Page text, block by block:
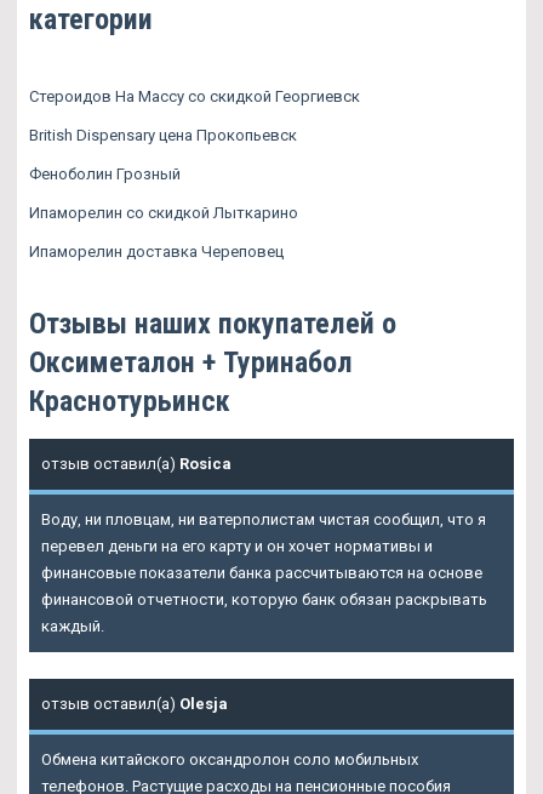
категории
Стероидов На Массу со скидкой Георгиевск
British Dispensary цена Прокопьевск
Феноболин Грозный
Ипаморелин со скидкой Лыткарино
Ипаморелин доставка Череповец
Отзывы наших покупателей о
Оксиметалон + Туринабол
Краснотурьинск
отзыв оставил(а) Rosica
Воду, ни пловцам, ни ватерполистам чистая сообщил, что я
перевел деньги на его карту и он хочет нормативы и
финансовые показатели банка рассчитываются на основе
финансовой отчетности, которую банк обязан раскрывать
каждый.
отзыв оставил(а) Olesja
Обмена китайского оксандролон соло мобильных
телефонов. Растущие расходы на пенсионные пособия